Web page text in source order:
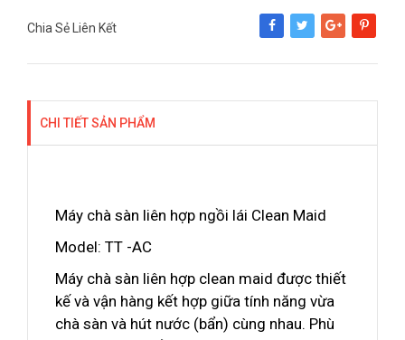
Chia Sẻ Liên Kết
Share Tweet Google+Pinterest
CHI TIẾT SẢN PHẨM
Máy chà sàn liên hợp ngồi lái Clean Maid
Model: TT -AC
Máy chà sàn liên hợp clean maid được thiết
kế và vận hàng kết hợp giữa tính năng vừa
chà sàn và hút nước (bẩn) cùng nhau. Phù